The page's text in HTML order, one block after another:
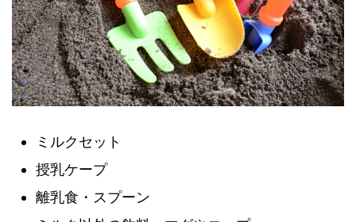
ミルクセット
授乳ケープ
離乳食・スプーン